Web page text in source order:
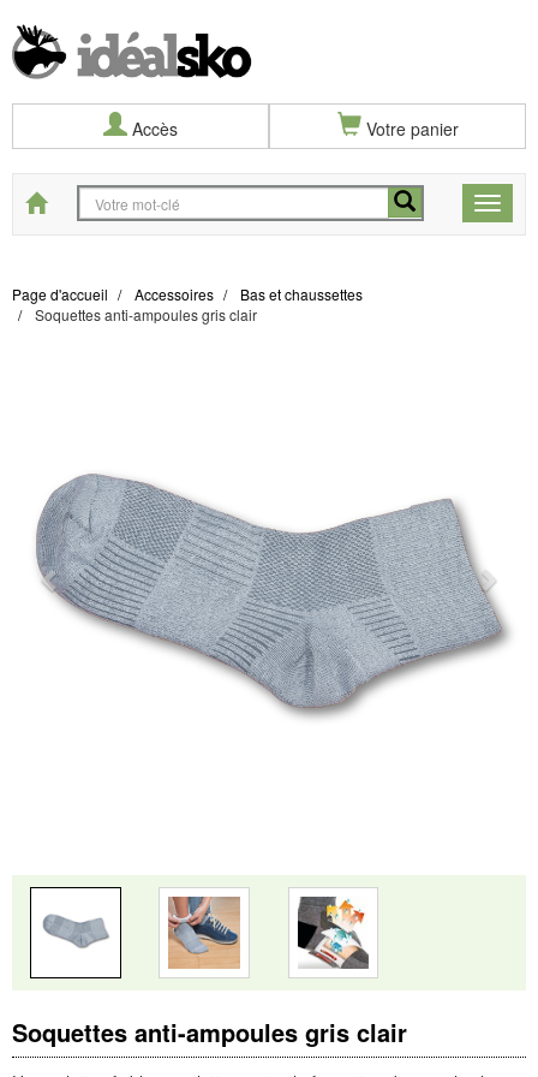
Accès Votre panier
Toggle
Start
Page d'accueil Accessoires
Bas et chaussettes
Soquettes anti-ampoules gris clair
Soquettes anti-ampoules gris clair